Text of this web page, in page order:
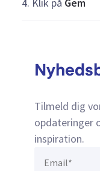
Tilmeld dig
opdateringer
inspiration.